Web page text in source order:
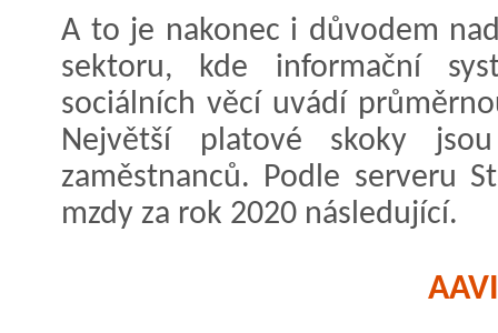
A to je nakonec i důvodem
sektoru, kde informační
sociálních věcí uvádí
Největší platové skoky
zaměstnanců. Podle serveru
mzdy za rok 2020 následující.